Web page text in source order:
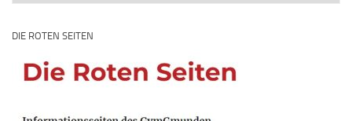
DIE ROTEN SEITEN